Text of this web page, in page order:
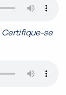
Certifique-se